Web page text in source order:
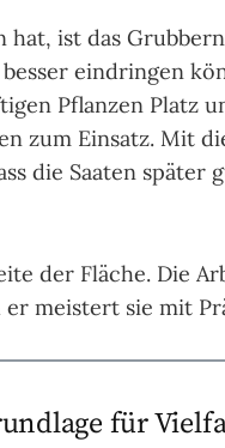
hat, ist das
eindringen
Pflanzen Platz
zum Einsatz. Mit
die Saaten später
der Fläche. Die
meistert sie mit
für